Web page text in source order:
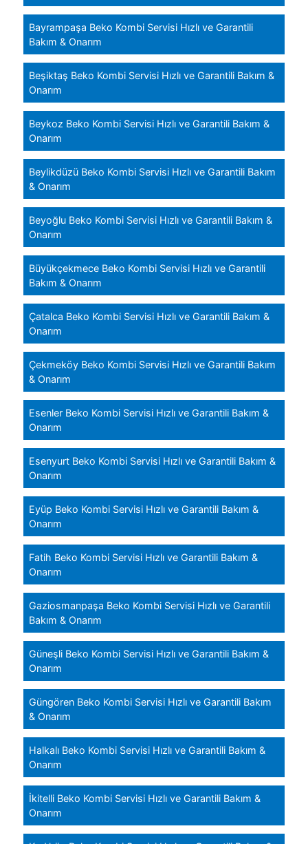
Bayrampaşa Beko Kombi Servisi Hızlı ve Garantili
Bakım & Onarım
Beşiktaş Beko Kombi Servisi Hızlı ve Garantili Bakım &
Onarım
Beykoz Beko Kombi Servisi Hızlı ve Garantili Bakım &
Onarım
Beylikdüzü Beko Kombi Servisi Hızlı ve Garantili Bakım
& Onarım
Beyoğlu Beko Kombi Servisi Hızlı ve Garantili Bakım &
Onarım
Büyükçekmece Beko Kombi Servisi Hızlı ve Garantili
Bakım & Onarım
Çatalca Beko Kombi Servisi Hızlı ve Garantili Bakım &
Onarım
Çekmeköy Beko Kombi Servisi Hızlı ve Garantili Bakım
& Onarım
Esenler Beko Kombi Servisi Hızlı ve Garantili Bakım &
Onarım
Esenyurt Beko Kombi Servisi Hızlı ve Garantili Bakım &
Onarım
Eyüp Beko Kombi Servisi Hızlı ve Garantili Bakım &
Onarım
Fatih Beko Kombi Servisi Hızlı ve Garantili Bakım &
Onarım
Gaziosmanpaşa Beko Kombi Servisi Hızlı ve Garantili
Bakım & Onarım
Güneşli Beko Kombi Servisi Hızlı ve Garantili Bakım &
Onarım
Güngören Beko Kombi Servisi Hızlı ve Garantili Bakım
& Onarım
Halkalı Beko Kombi Servisi Hızlı ve Garantili Bakım &
Onarım
İkitelli Beko Kombi Servisi Hızlı ve Garantili Bakım &
Onarım